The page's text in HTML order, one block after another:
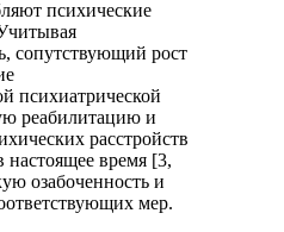
психические
сопутствующий рост
психиатрической
реабилитацию и
расстройств
настоящее время [3,
озабоченность и
мер.